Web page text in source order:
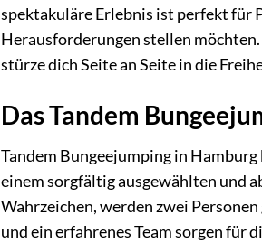
spektakuläre Erlebnis ist perfekt für
Herausforderungen stellen
stürze dich Seite an Seite in die
Das Tandem
Tandem Bungeejumping in
einem sorgfältig ausgewählten und
Wahrzeichen, werden zwei
und ein erfahrenes Team sorgen für